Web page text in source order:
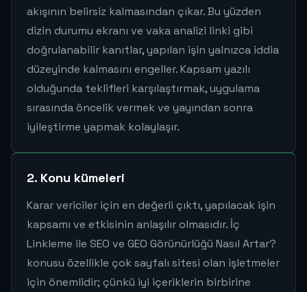
akışının belirsiz kalmasından çıkar. Bu yüzden
dizin durumu ekranı ve vaka analizi linki gibi
doğrulanabilir kanıtlar, yapılan işin yalnızca iddia
düzeyinde kalmasını engeller. Kapsam yazılı
olduğunda teklifleri karşılaştırmak, uygulama
sırasında öncelik vermek ve yayından sonra
iyileştirme yapmak kolaylaşır.
2. Konu kümeleri
Karar vericiler için en değerli çıktı, yapılacak işin
kapsamı ve etkisinin anlaşılır olmasıdır. İç
Linkleme ile SEO ve GEO Görünürlüğü Nasıl Artar?
konusu özellikle çok sayfalı sitesi olan işletmeler
için önemlidir; çünkü iyi içeriklerin birbirine